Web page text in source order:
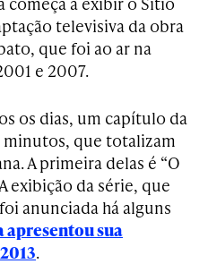
televisiva da obra
que foi ao ar na
e 2007.
os dias, um capítulo da
minutos, que totalizam
A primeira delas é “O
exibição da série, que
anunciada há alguns
apresentou sua
.